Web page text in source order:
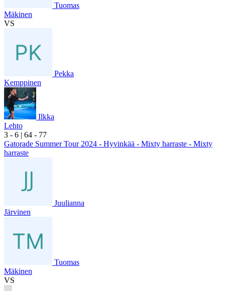
Tuomas
Mäkinen
VS
Pekka
Kemppinen
Ilkka
Lehto
3 - 6 | 64 - 77
Gatorade Summer Tour 2024 - Hyvinkää - Mixty harraste - Mixty
harraste
Juulianna
Järvinen
Tuomas
Mäkinen
VS